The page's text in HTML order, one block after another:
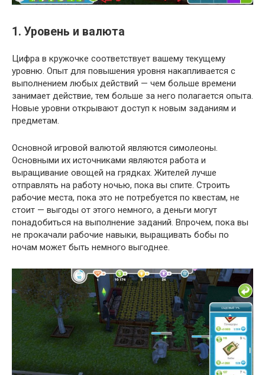
1. Уровень и валюта
Цифра в кружочке соответствует вашему текущему
уровню. Опыт для повышения уровня накапливается с
выполнением любых действий — чем больше времени
занимает действие, тем больше за него полагается опыта.
Новые уровни открывают доступ к новым заданиям и
предметам.
Основной игровой валютой являются симолеоны.
Основными их источниками являются работа и
выращивание овощей на грядках. Жителей лучше
отправлять на работу ночью, пока вы спите. Строить
рабочие места, пока это не потребуется по квестам, не
стоит — выгоды от этого немного, а деньги могут
понадобиться на выполнение заданий. Впрочем, пока вы
не прокачали рабочие навыки, выращивать бобы по
ночам может быть немного выгоднее.